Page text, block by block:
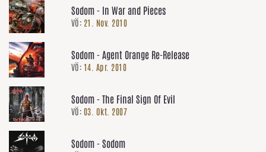
Sodom - In War and Pieces
VÖ: 21. Nov. 2010
Sodom - Agent Orange Re-Release
VÖ: 14. Apr. 2010
Sodom - The Final Sign Of Evil
VÖ: 03. Okt. 2007
Sodom - Sodom